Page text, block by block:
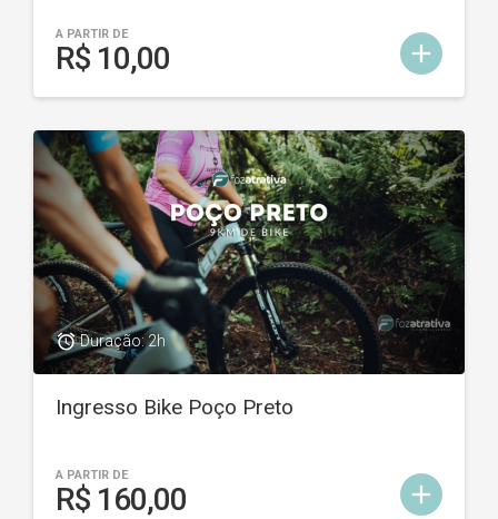
add
A PARTIR DE
R$ 10,00
add
access_alarmDuração: 2h
Ingresso Bike Poço Preto
A PARTIR DE
R$ 160,00